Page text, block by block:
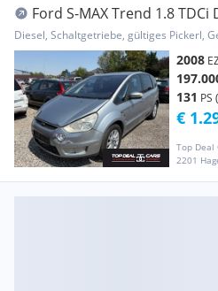
Ford S-MAX Trend 1.8 TDCi
Diesel, Schaltgetriebe, gültiges Pickerl,
2008
131 PS
Top Deal
2201
€